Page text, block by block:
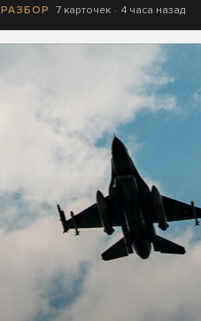
РАЗБОР 7 карточек 4 часа назад